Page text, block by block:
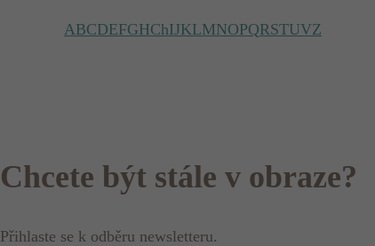
ABCDEFGHChIJKLMNOPQRSTUVZ
Chcete být stále v obraze?
Přihlaste se k odběru newsletteru.